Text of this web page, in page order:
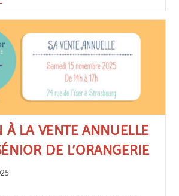
À LA VENTE ANNUELLE
DE L’ORANGERIE